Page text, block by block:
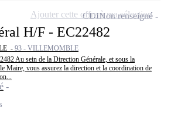
H/F - EC22482
- 93 - VILLEMOMBLE
Au sein de la Direction Générale, et sous la
Maire, vous assurez la direction et la coordination de
CDINon renseigné
Ajouter cette offre à ma sélection